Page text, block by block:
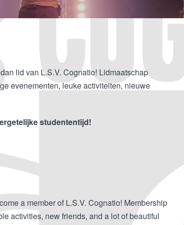
lid van L.S.V. Cognatio! Lidmaatschap
evenementen, leuke activiteiten, nieuwe
studententijd!
a member of L.S.V. Cognatio! Membership
activities, new friends, and a lot of beautiful